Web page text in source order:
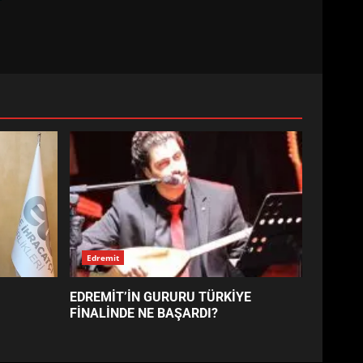
TURNUVASI KAYITLARI NEYİ
DEĞİŞTİRİYOR?
7
BURHANİYE
BELEDİYESPOR’DA YENİ
YÖNETİM NASIL ŞEKİLLENDİ?
Edremit
EDREMİT’İN GURURU TÜRKİYE
FİNALİNDE NE BAŞARDI?